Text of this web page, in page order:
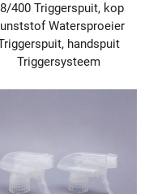
400 Triggerspuit, kop
Watersproeier
handspuit
Triggersysteem